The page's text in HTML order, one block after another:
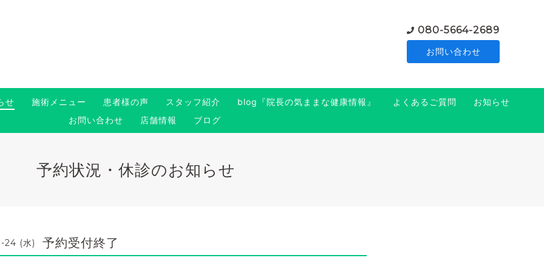
080-5664-2689
お問い合わせ
せ 施術メニュー 患者様の声 スタッフ紹介 blog『院長の気ままな健康情報』 よくあるご質問
お知らせ
お問い合わせ
店舗情報 ブログ
予約状況・休診のお知らせ
24 (水) 予約受付終了